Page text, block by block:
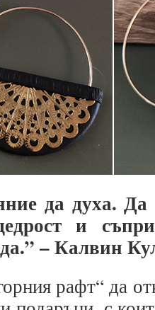
да духа.
и
– Калвин
рафт“ да